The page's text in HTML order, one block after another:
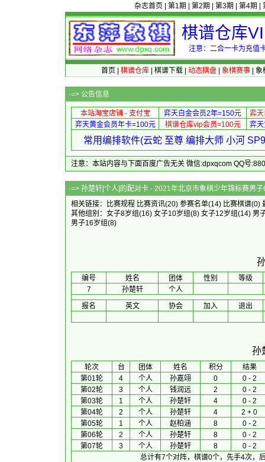
杂志首页 第1期 第2期 第3期 第4期
棋谱仓库
注意：二合一卡为充值
首页 棋谱仓库| 棋谱下载| 动态棋盘| 象棋赛事| 象
-=> 公告信息
本站淘宝店铺 - 支付宝 弈天白金会员2年=150元
弈
弈天黄金会员年卡=100元
棋谱仓库vip会员=100元 弈
常用编排软件(云蛇 至尊 编排大师 小河
注意：本站内容与下面百度广告无关 微信:dpxqcom QQ号
-=> 孙楚轩[个人]的配对卡 - 2021年北
相关链接：
比赛规程 比赛资讯(20) 参赛名单(14) 比赛棋谱(0)
其他组别： 女子8岁组(16) 女子10岁组(8) 女子12岁组(14) 男
男子16岁组(8)
编号 姓名 团体 性别
等级
7
孙楚轩
个人
报名
英文 协会 加入 退出
孙
轮次 台 团体 姓名 积分
结果
第01轮
4 个人 孙嘉翊 0
0 - 2
第02轮
3 个人 钱润远 2
0 - 2
第03轮
1 个人 孙楚轩 4
0 - 2
第04轮
2 个人 孙楚轩 4
2 + 0
第05轮
1 个人 赵柏涵 8
0 - 2
第06轮
2 个人 孙楚轩 8
0 - 2
第07轮
3 个人 孙楚轩 8
0 - 2
总计有7个对阵，棋谱0个，先手4次，